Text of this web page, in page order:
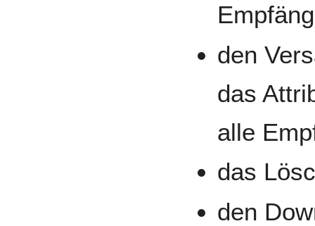
den
das
alle
das
den